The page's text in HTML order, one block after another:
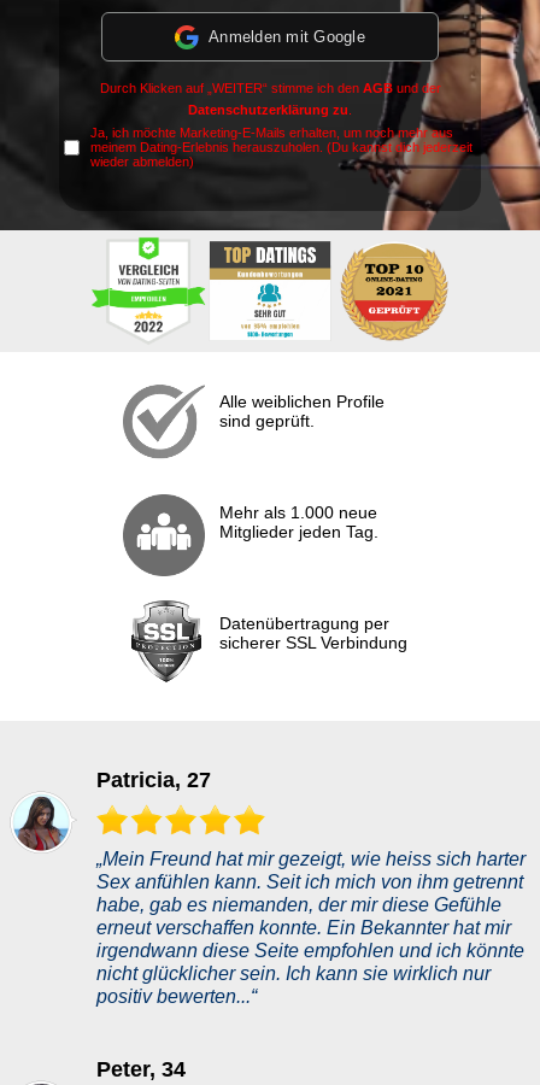
Anmelden mit Google
Durch Klicken auf „WEITER“ stimme ich den AGBund der
Datenschutzerklärung zu
Ja, ich möchte Marketing-E-Mails erhalten, um noch mehr aus
meinem Dating-Erlebnis herauszuholen. (Du kannst dich jederzeit
wieder abmelden)
Alle weiblichen Profile
sind geprüft.
Mehr als 1.000 neue
Mitglieder jeden Tag.
Datenübertragung per
sicherer SSL Verbindung
„Mein Freund hat mir gezeigt, wie heiss sich harter
Sex anfühlen kann. Seit ich mich von ihm getrennt
habe, gab es niemanden, der mir diese Gefühle
erneut verschaffen konnte. Ein Bekannter hat mir
irgendwann diese Seite empfohlen und ich könnte
nicht glücklicher sein. Ich kann sie wirklich nur
positiv bewerten...“
Patricia, 27
Peter, 34